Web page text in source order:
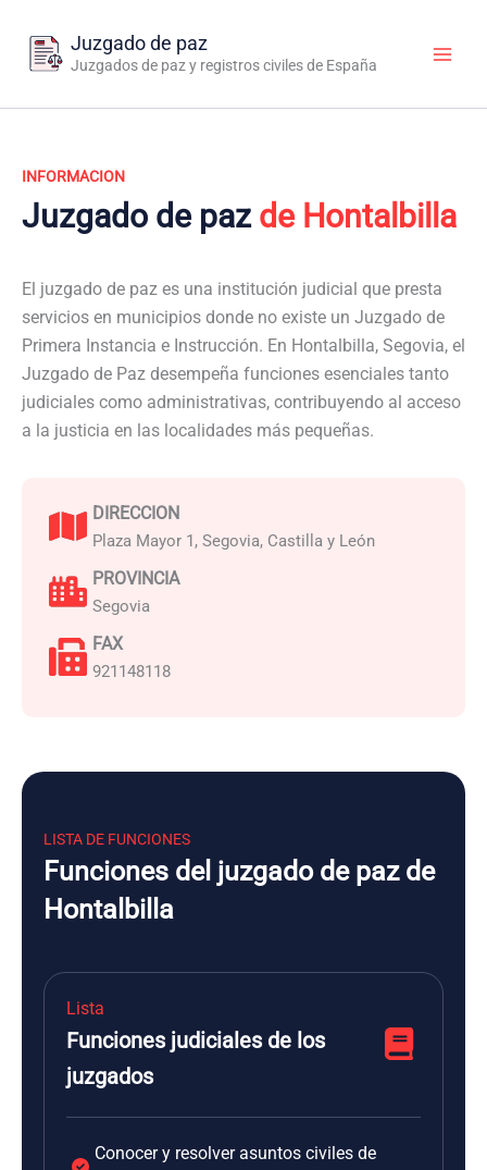
contenido
Juzgado de paz
Juzgados de paz y registros civiles de España
INFORMACION
Juzgado de paz de Hontalbilla
El juzgado de paz es una institución judicial que presta
servicios en municipios donde no existe un Juzgado de
Primera Instancia e Instrucción. En Hontalbilla, Segovia, el
Juzgado de Paz desempeña funciones esenciales tanto
judiciales como administrativas, contribuyendo al acceso
a la justicia en las localidades más pequeñas.
DIRECCION
Plaza Mayor 1, Segovia, Castilla y León
PROVINCIA
Segovia
FAX
921148118
LISTA DE FUNCIONES
Funciones del juzgado de paz de
Hontalbilla
Lista
Funciones judiciales de los
juzgados
Conocer y resolver asuntos civiles de